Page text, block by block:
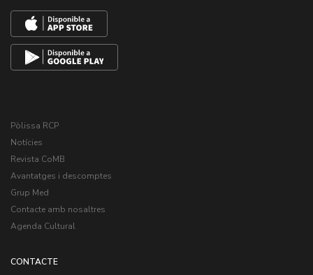
Pòlissa RCP
Notícies
Revista CoMB
Avantatges i descomptes
Grup Med
Contacte amb nosaltres
Agenda Cultural
CONTACTE